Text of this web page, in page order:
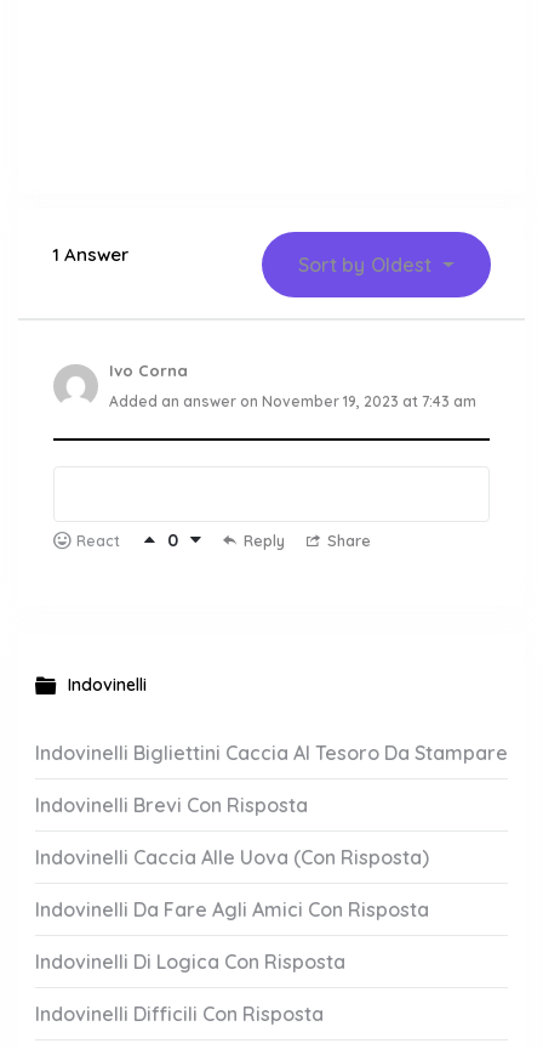
1 Answer Sort by Oldest
Ivo Corna
Added an answer on November 19, 2023 at 7:43 am
React 0 Reply Share
Indovinelli
Indovinelli Bigliettini Caccia Al Tesoro Da Stampare
Indovinelli Brevi Con Risposta
Indovinelli Caccia Alle Uova (Con Risposta)
Indovinelli Da Fare Agli Amici Con Risposta
Indovinelli Di Logica Con Risposta
Indovinelli Difficili Con Risposta